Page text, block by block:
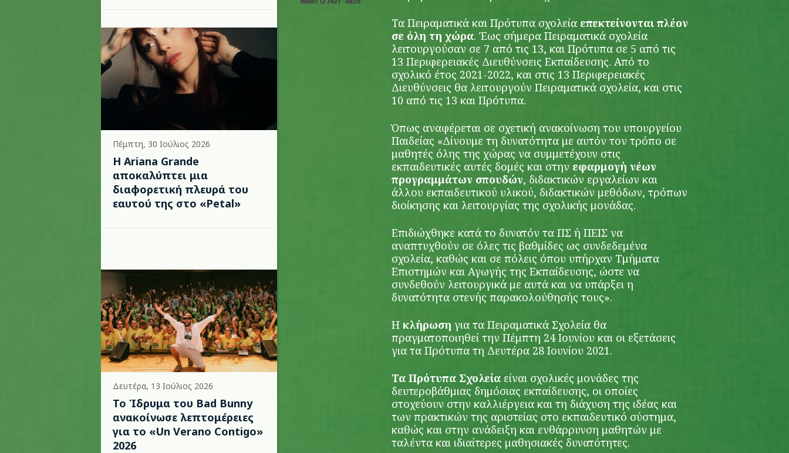
Πέμπτη, 30 Ιούλιος 2026
Η Ariana Grande
αποκαλύπτει μια
διαφορετική πλευρά του
εαυτού της στο «Petal»
Δευτέρα, 13 Ιούλιος 2026
Το Ίδρυμα του Bad Bunny
ανακοίνωσε λεπτομέρειες
για το «Un Verano Contigo»
2026
Τα Πειραματικά και Πρότυπα σχολεία επεκτείνονται πλέον
σε όλη τη χώρα. Έως σήμερα Πειραματικά σχολεία
λειτουργούσαν σε 7 από τις 13, και Πρότυπα σε 5 από τις
13 Περιφερειακές Διευθύνσεις Εκπαίδευσης. Από το
σχολικό έτος 2021-2022, και στις 13 Περιφερειακές
Διευθύνσεις θα λειτουργούν Πειραματικά σχολεία, και στις
10 από τις 13 και Πρότυπα.
Όπως αναφέρεται σε σχετική ανακοίνωση του υπουργείου
Παιδείας «Δίνουμε τη δυνατότητα με αυτόν τον τρόπο σε
μαθητές όλης της χώρας να συμμετέχουν στις
εκπαιδευτικές αυτές δομές και στην εφαρμογή νέων
προγραμμάτων σπουδών, διδακτικών εργαλείων και
άλλου εκπαιδευτικού υλικού, διδακτικών μεθόδων, τρόπων
διοίκησης και λειτουργίας της σχολικής μονάδας.
Επιδιώχθηκε κατά το δυνατόν τα ΠΣ ή ΠΕΙΣ να
αναπτυχθούν σε όλες τις βαθμίδες ως συνδεδεμένα
σχολεία, καθώς και σε πόλεις όπου υπήρχαν Τμήματα
Επιστημών και Αγωγής της Εκπαίδευσης, ώστε να
συνδεθούν λειτουργικά με αυτά και να υπάρξει η
δυνατότητα στενής παρακολούθησής τους».
Η κλήρωση για τα Πειραματικά Σχολεία θα
πραγματοποιηθεί την Πέμπτη 24 Ιουνίου και οι εξετάσεις
για τα Πρότυπα τη Δευτέρα 28 Ιουνίου 2021.
Τα Πρότυπα Σχολεία είναι σχολικές μονάδες της
δευτεροβάθμιας δημόσιας εκπαίδευσης, οι οποίες
στοχεύουν στην καλλιέργεια και τη διάχυση της ιδέας και
των πρακτικών της αριστείας στο εκπαιδευτικό σύστημα,
καθώς και στην ανάδειξη και ενθάρρυνση μαθητών με
ταλέντα και ιδιαίτερες μαθησιακές δυνατότητες.